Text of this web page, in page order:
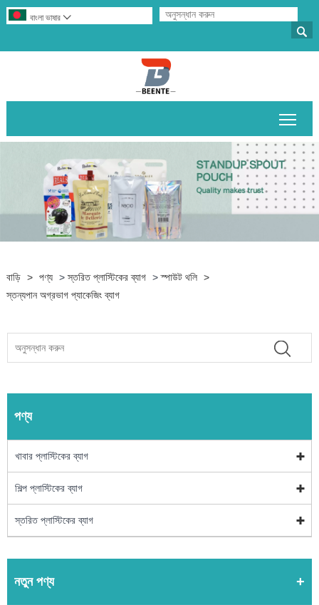

বাংলা ভাষার 
বাড়ি > পণ্য >স্তরিত প্লাস্টিকের ব্যাগ >স্পাউট থলি >
স্তন্যপান অগ্রভাগ প্যাকেজিং ব্যাগ
পণ্য
খাবার প্লাস্টিকের ব্যাগ
শিল্প প্লাস্টিকের ব্যাগ
স্তরিত প্লাস্টিকের ব্যাগ
নতুন পণ্য